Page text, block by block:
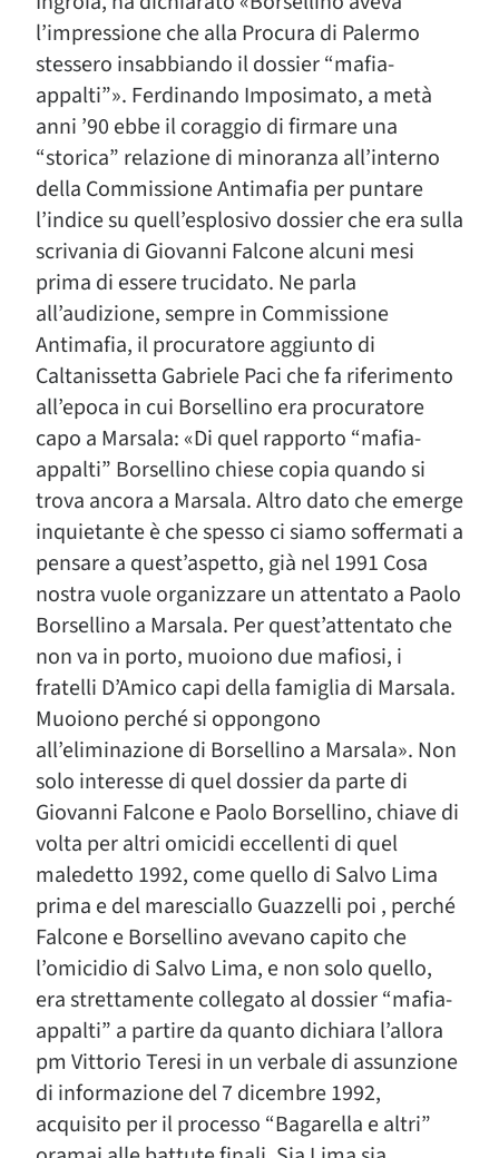
l’impressione che alla Procura di Palermo
stessero insabbiando il dossier “mafia-
appalti”». Ferdinando Imposimato, a metà
anni ’90 ebbe il coraggio di firmare una
“storica” relazione di minoranza all’interno
della Commissione Antimafia per puntare
l’indice su quell’esplosivo dossier che era sulla
scrivania di Giovanni Falcone alcuni mesi
prima di essere trucidato. Ne parla
all’audizione, sempre in Commissione
Antimafia, il procuratore aggiunto di
Caltanissetta Gabriele Paci che fa riferimento
all’epoca in cui Borsellino era procuratore
capo a Marsala: «Di quel rapporto “mafia-
appalti” Borsellino chiese copia quando si
trova ancora a Marsala. Altro dato che emerge
inquietante è che spesso ci siamo soffermati a
pensare a quest’aspetto, già nel 1991 Cosa
nostra vuole organizzare un attentato a Paolo
Borsellino a Marsala. Per quest’attentato che
non va in porto, muoiono due mafiosi, i
fratelli D’Amico capi della famiglia di Marsala.
Muoiono perché si oppongono
all’eliminazione di Borsellino a Marsala». Non
solo interesse di quel dossier da parte di
Giovanni Falcone e Paolo Borsellino, chiave di
volta per altri omicidi eccellenti di quel
maledetto 1992, come quello di Salvo Lima
prima e del maresciallo Guazzelli poi , perché
Falcone e Borsellino avevano capito che
l’omicidio di Salvo Lima, e non solo quello,
era strettamente collegato al dossier “mafia-
appalti” a partire da quanto dichiara l’allora
pm Vittorio Teresi in un verbale di assunzione
di informazione del 7 dicembre 1992,
acquisito per il processo “Bagarella e altri”